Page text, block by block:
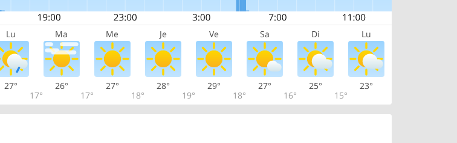
Lu Ma Me Je Ve Sa Di Lu
27°
17°
26°
17°
27°
18°
28°
19°
29°
18°
27°
16°
25°
15°
23°